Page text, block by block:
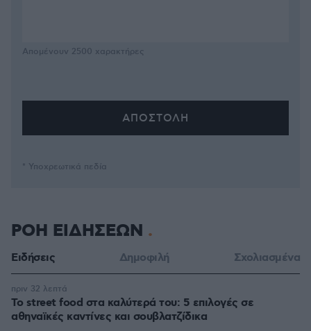
Απομένουν 2500 χαρακτήρες
* Υποχρεωτικά πεδία
ΡΟΗ ΕΙΔΗΣΕΩΝ
Ειδήσεις Δημοφιλή Σχολιασμένα
Το street food στα καλύτερά του: 5 επιλογές σε
αθηναϊκές καντίνες και σουβλατζίδικα
πριν 32 λεπτά